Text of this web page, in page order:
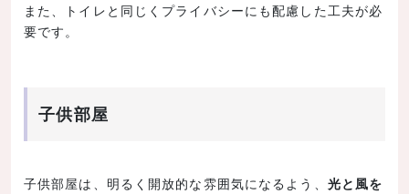
また、トイレと同じくプライバシーにも配慮した工夫が必
要です。
子供部屋
子供部屋は、明るく開放的な雰囲気になるよう、 光と風を